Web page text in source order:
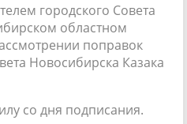
городского Совета
областном
поправок
Новосибирска Казака
со дня подписания.